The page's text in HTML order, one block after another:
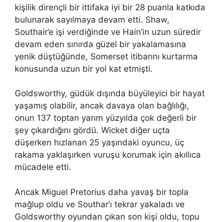
kişilik dirençli bir ittifaka iyi bir 28 puanla katkıda
bulunarak sayılmaya devam etti. Shaw,
Southair’e işi verdiğinde ve Hain’in uzun süredir
devam eden sınırda güzel bir yakalamasına
yenik düştüğünde, Somerset itibarını kurtarma
konusunda uzun bir yol kat etmişti.
Goldsworthy, güdük dışında büyüleyici bir hayat
yaşamış olabilir, ancak davaya olan bağlılığı,
onun 137 toptan yarım yüzyılda çok değerli bir
şey çıkardığını gördü. Wicket diğer uçta
düşerken hızlanan 25 yaşındaki oyuncu, üç
rakama yaklaşırken vuruşu korumak için akıllıca
mücadele etti.
Ancak Miguel Pretorius daha yavaş bir topla
mağlup oldu ve Southar’ı tekrar yakaladı ve
Goldsworthy oyundan çıkan son kişi oldu, topu